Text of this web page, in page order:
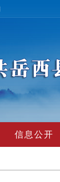
信息公开